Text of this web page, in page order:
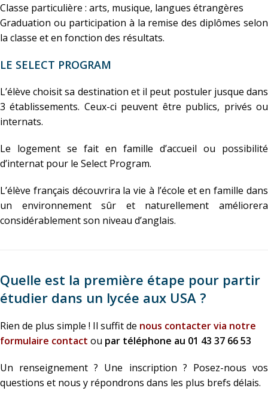
Classe particulière : arts, musique, langues étrangères
Graduation ou participation à la remise des diplômes selon
la classe et en fonction des résultats.
LE SELECT PROGRAM
L’élève choisit sa destination et il peut postuler jusque dans
3 établissements. Ceux-ci peuvent être publics, privés ou
internats.
Le logement se fait en famille d’accueil ou possibilité
d’internat pour le Select Program.
L’élève français découvrira la vie à l’école et en famille dans
un environnement sûr et naturellement améliorera
considérablement son niveau d’anglais.
Quelle est la première étape pour partir
étudier dans un lycée aux USA ?
Rien de plus simple ! Il suffit de nous contacter via notre
formulaire contact ou par téléphone au 01 43 37 66 53
Un renseignement ? Une inscription ? Posez-nous vos
questions et nous y répondrons dans les plus brefs délais.